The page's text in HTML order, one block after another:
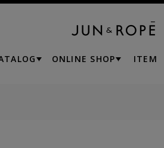
ONLINE SHOP ITEM